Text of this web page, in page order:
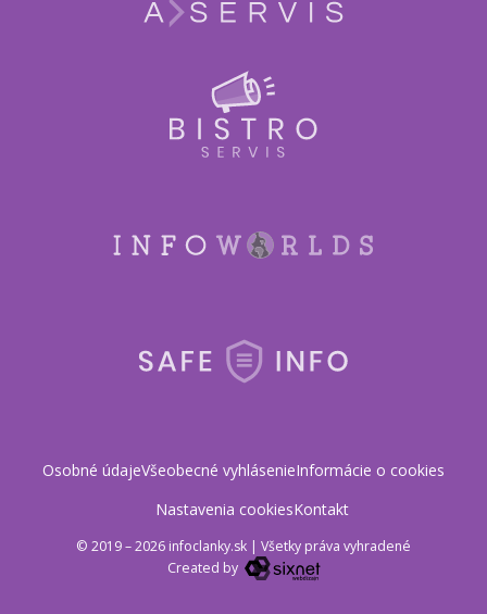
Osobné údajeVšeobecné vyhlásenieInformácie o cookies
Nastavenia cookiesKontakt
© 2019 – 2026 infoclanky.sk | Všetky práva vyhradené
Created by